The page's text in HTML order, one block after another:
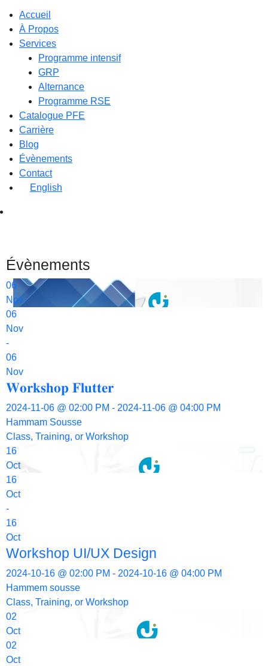
Accueil
À Propos
Services
Programme intensif
GRP
Alternance
Programme RSE
Catalogue PFE
Carrière
Blog
Évènements
Contact
English
Évènements
06
Nov
06
Nov
-
06
Nov
𝐖𝐨𝐫𝐤𝐬𝐡𝐨𝐩 𝐅𝐥𝐮𝐭𝐭𝐞𝐫
2024-11-06 @ 02:00 PM - 2024-11-06 @ 04:00 PM
Hammam Sousse
Class, Training, or Workshop
16
Oct
16
Oct
-
16
Oct
Workshop UI/UX Design
2024-10-16 @ 02:00 PM - 2024-10-16 @ 04:00 PM
Hammem sousse
Class, Training, or Workshop
02
Oct
02
Oct